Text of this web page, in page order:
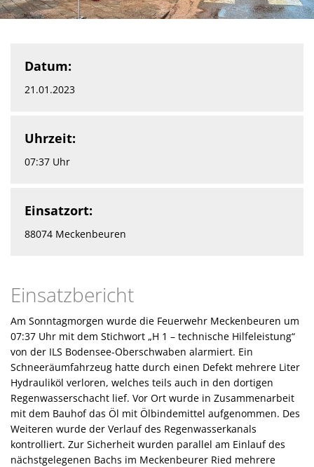
Datum:
21.01.2023
Uhrzeit:
07:37 Uhr
Einsatzort:
88074 Meckenbeuren
Einsatzbericht
Am Sonntagmorgen wurde die Feuerwehr Meckenbeuren um
07:37 Uhr mit dem Stichwort „H 1 – technische Hilfeleistung“
von der ILS Bodensee-Oberschwaben alarmiert. Ein
Schneeräumfahrzeug hatte durch einen Defekt mehrere Liter
Hydrauliköl verloren, welches teils auch in den dortigen
Regenwasserschacht lief. Vor Ort wurde in Zusammenarbeit
mit dem Bauhof das Öl mit Ölbindemittel aufgenommen. Des
Weiteren wurde der Verlauf des Regenwasserkanals
kontrolliert. Zur Sicherheit wurden parallel am Einlauf des
nächstgelegenen Bachs im Meckenbeurer Ried mehrere